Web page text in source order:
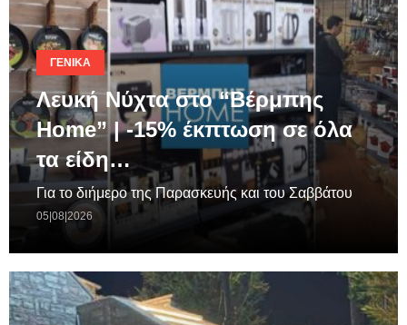
ΓΕΝΙΚΆ
Λευκή Νύχτα στο “Βέρμπης
Home” | -15% έκπτωση σε όλα
τα είδη…
Για το διήμερο της Παρασκευής και του Σαββάτου
05|08|2026